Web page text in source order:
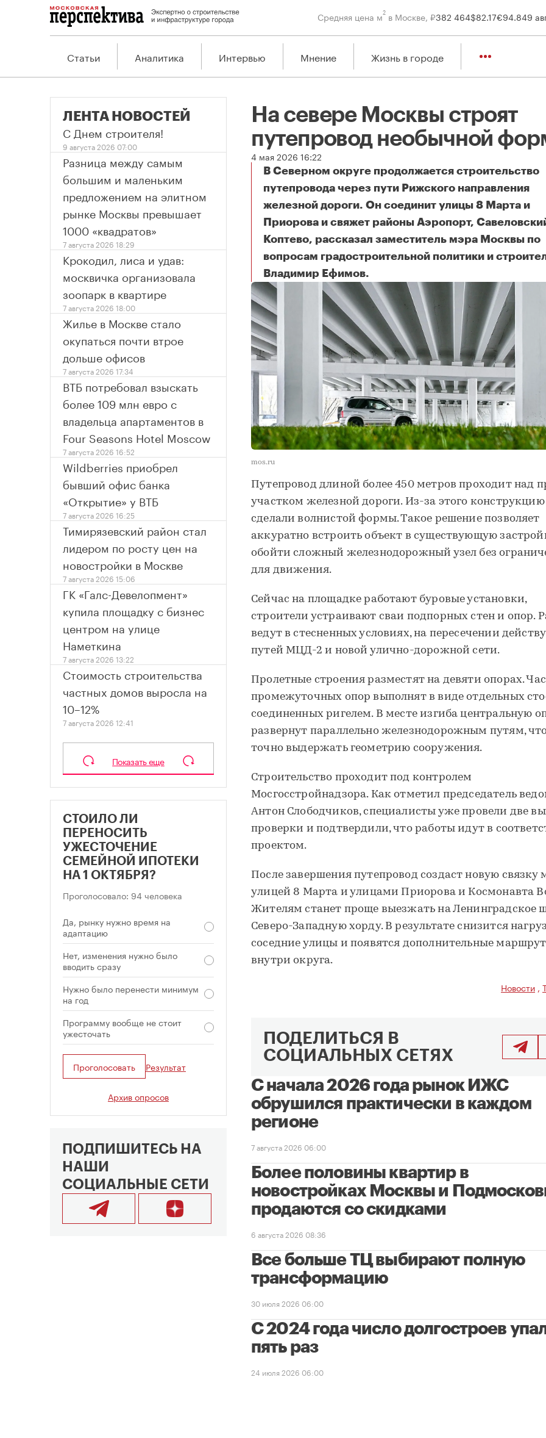
Средняя цена м2 в Москве, ₽382 464$82.17€94.849
Статьи Аналитика Интервью Мнение Жизнь в городе
На севере Москвы строят
путепровод необычной
4 мая 2026 16:22
В Северном округе продолжается строительство
путепровода через пути Рижского направления
железной дороги. Он соединит улицы 8 Марта и
Приорова и свяжет районы Аэропорт,
Коптево, рассказал заместитель мэра Москвы по
вопросам градостроительной политики и
Владимир Ефимов.
На севере Москвы строят путепровод необычной формы
mos.ru
Путепровод длиной более 450 метров проходит над
участком железной дороги. Из-за этого конструкцию
сделали волнистой формы. Такое решение позволяет
аккуратно встроить объект в существующую
обойти сложный железнодорожный узел без
для движения.
Сейчас на площадке работают буровые установки,
строители устраивают сваи подпорных стен и опор.
ведут в стесненных условиях, на пересечении
путей МЦД-2 и новой улично-дорожной сети.
Пролетные строения разместят на девяти опорах.
промежуточных опор выполнят в виде отдельных
соединенных ригелем. В месте изгиба центральную
развернут параллельно железнодорожным путям,
точно выдержать геометрию сооружения.
Строительство проходит под контролем
Мосгосстройнадзора. Как отметил председатель
Антон Слободчиков, специалисты уже провели две
проверки и подтвердили, что работы идут в
проектом.
После завершения путепровод создаст новую связку
улицей 8 Марта и улицами Приорова и Космонавта
Жителям станет проще выезжать на Ленинградское
Северо-Западную хорду. В результате снизится
соседние улицы и появятся дополнительные
внутри округа.
Новости ,
ПОДЕЛИТЬСЯ В
СОЦИАЛЬНЫХ СЕТЯХ
С начала 2026 года рынок ИЖС
обрушился практически в каждом
регионе
7 августа 2026 06:00
Более половины квартир в
новостройках Москвы и
продаются со скидками
6 августа 2026 08:36
Все больше ТЦ выбирают полную
трансформацию
30 июля 2026 06:00
С 2024 года число долгостроев
пять раз
24 июля 2026 06:00
ЛЕНТА НОВОСТЕЙ
С Днем строителя!
9 августа 2026 07:00
Разница между самым
большим и маленьким
предложением на элитном
рынке Москвы превышает
1000 «квадратов»
7 августа 2026 18:29
Крокодил, лиса и удав:
москвичка организовала
зоопарк в квартире
7 августа 2026 18:00
Жилье в Москве стало
окупаться почти втрое
дольше офисов
7 августа 2026 17:34
ВТБ потребовал взыскать
более 109 млн евро с
владельца апартаментов в
Four Seasons Hotel Moscow
7 августа 2026 16:52
Wildberries приобрел
бывший офис банка
«Открытие» у ВТБ
7 августа 2026 16:25
Тимирязевский район стал
лидером по росту цен на
новостройки в Москве
7 августа 2026 15:06
ГК «Галс-Девелопмент»
купила площадку с бизнес
центром на улице
Наметкина
7 августа 2026 13:22
Стоимость строительства
частных домов выросла на
10–12%
7 августа 2026 12:41
Показать еще
СТОИЛО ЛИ
ПЕРЕНОСИТЬ
УЖЕСТОЧЕНИЕ
СЕМЕЙНОЙ ИПОТЕКИ
НА 1 ОКТЯБРЯ?
Проголосовало: 94 человека
Да, рынку нужно время на
адаптацию
Нет, изменения нужно было
вводить сразу
Нужно было перенести минимум
на год
Программу вообще не стоит
ужесточать
Проголосовать Результат
Архив опросов
ПОДПИШИТЕСЬ НА
НАШИ
СОЦИАЛЬНЫЕ СЕТИ